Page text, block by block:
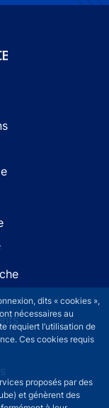
dits « cookies »,
nécessaires au
requiert l’utilisation de
Ces cookies requis
proposés par des
et génèrent des